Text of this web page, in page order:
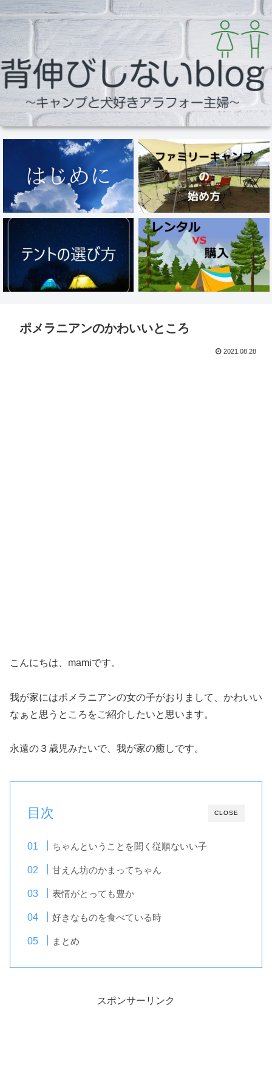
ポメラニアンのかわいいところ
2021.08.28
こんにちは、mamiです。
我が家にはポメラニアンの女の子がおりまして、かわいい
なぁと思うところをご紹介したいと思います。
永遠の３歳児みたいで、我が家の癒しです。
CLOSE
目次
ちゃんということを聞く従順ないい子
甘えん坊のかまってちゃん
表情がとっても豊か
好きなものを食べている時
まとめ
スポンサーリンク